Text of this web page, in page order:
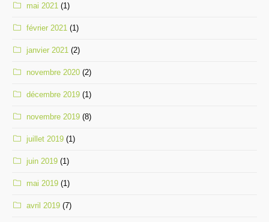
mai 2021 (1)
février 2021 (1)
janvier 2021 (2)
novembre 2020 (2)
décembre 2019 (1)
novembre 2019 (8)
juillet 2019 (1)
juin 2019 (1)
mai 2019 (1)
avril 2019 (7)